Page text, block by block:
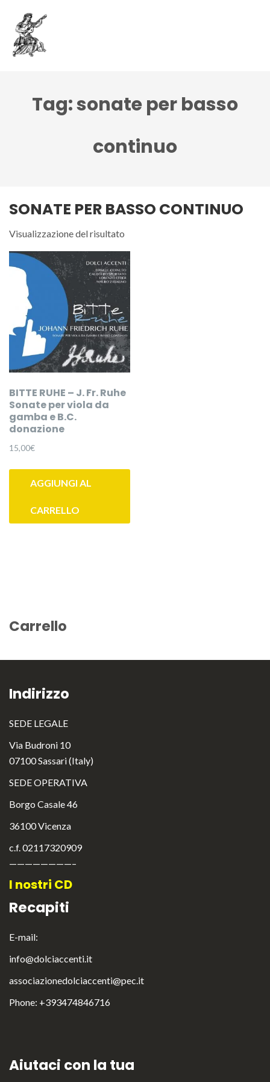
Tag:sonate per basso
continuo
SONATE PER BASSO CONTINUO
Visualizzazione del risultato
BITTE RUHE – J. Fr. Ruhe
Sonate per viola da
gamba e B.C.
donazione
15,00€
AGGIUNGI AL
CARRELLO
Carrello
Indirizzo
SEDE LEGALE
Via Budroni 10
07100 Sassari (Italy)
SEDE OPERATIVA
Borgo Casale 46
36100 Vicenza
c.f. 02117320909
————————–
I nostri CD
Recapiti
E-mail:
info@dolciaccenti.it
associazionedolciaccenti@pec.it
Phone: +393474846716
Aiutaci con la tua